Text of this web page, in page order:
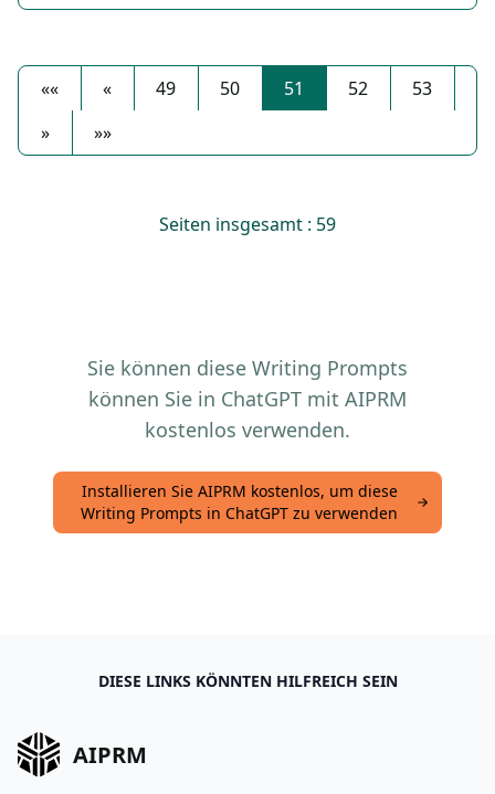
«« « 49 50 51 52
53
»
»»
Seiten insgesamt : 59
Sie können diese Writing Prompts
können Sie in ChatGPT mit AIPRM
kostenlos verwenden.
Installieren Sie AIPRM kostenlos, um diese
Writing Prompts in ChatGPT zu verwenden
DIESE LINKS KÖNNTEN HILFREICH SEIN
AIPRM